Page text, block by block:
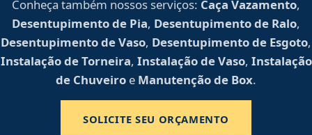
Conheça também nossos serviços: Caça Vazamento,
Desentupimento de Pia, Desentupimento de Ralo,
Desentupimento de Vaso, Desentupimento de Esgoto,
Instalação de Torneira, Instalação de Vaso, Instalação
de Chuveiro e Manutenção de Box.
SOLICITE SEU ORÇAMENTO